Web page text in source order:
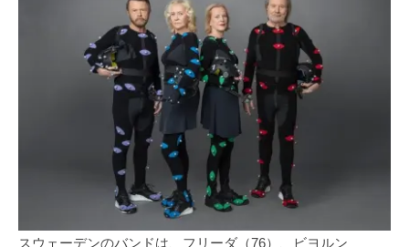
i
y
a
スウェーデンのバンドは、フリーダ（76）、ビヨルン